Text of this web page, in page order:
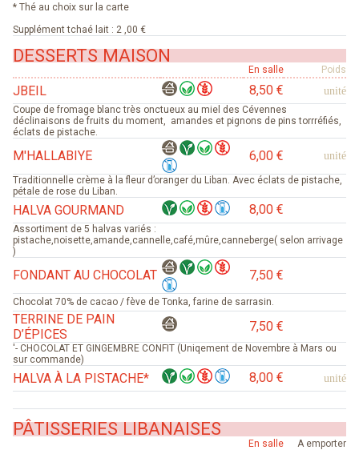
* Thé au choix sur la carte
Supplément tchaé lait : 2 ,00 €
DESSERTS MAISON
En salle Poids
JBEIL 8,50 € unité
Coupe de fromage blanc très onctueux au miel des Cévennes
déclinaisons de fruits du moment, amandes et pignons de pins torrréfiés,
éclats de pistache.
M'HALLABIYE 6,00 € unité
Traditionnelle crème à la fleur d’oranger du Liban. Avec éclats de pistache,
pétale de rose du Liban.
HALVA GOURMAND 8,00 €
Assortiment de 5 halvas variés :
pistache,noisette,amande,cannelle,café,mûre,canneberge( selon arrivage
)
FONDANT AU CHOCOLAT 7,50 €
Chocolat 70% de cacao / fève de Tonka, farine de sarrasin.
TERRINE DE PAIN
D’ÉPICES
7,50 €
'- CHOCOLAT ET GINGEMBRE CONFIT (Uniqement de Novembre à Mars ou
sur commande)
HALVA À LA PISTACHE* 8,00 € unité
PÂTISSERIES LIBANAISES
En salle A emporter